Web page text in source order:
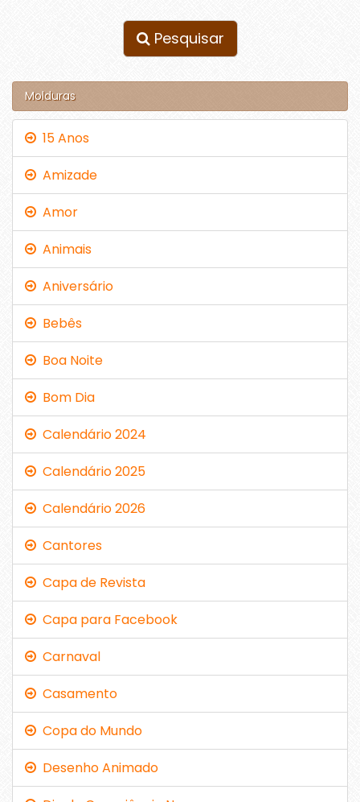
Pesquisar
Molduras
15 Anos
Amizade
Amor
Animais
Aniversário
Bebês
Boa Noite
Bom Dia
Calendário 2024
Calendário 2025
Calendário 2026
Cantores
Capa de Revista
Capa para Facebook
Carnaval
Casamento
Copa do Mundo
Desenho Animado